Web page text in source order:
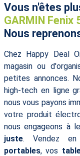
Vous n'êtes
GARMIN Fenix
Nous
Chez Happy Deal
magasin ou
petites annonces.
high-tech en ligne
nous vous payons
votre produit
nous engageons à
juste. Vendez
portables, vos